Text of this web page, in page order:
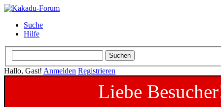
Suche
Hilfe
Hallo, Gast! Anmelden Registrieren
Liebe